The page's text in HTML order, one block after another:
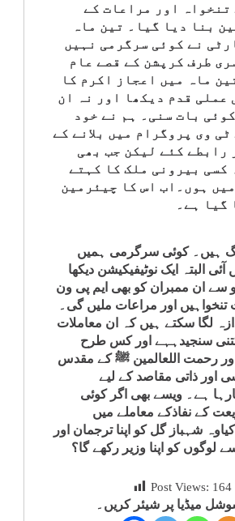
تنخواہ اور مراعات کے
بنا دیا گیا۔ تین ماہ
نے کوئی سرگرمی نہیں
طرف کرپشن کے قصے عام
ماہ میں اعجاز اکرم کا
عملی قدم دیکھا اور نہ ان
بات سنی۔ ہم نے خود
وی پروگرام میں بلانے کے
رابطے کئے لیکن جب بھی
کسی بیرونی ملک کا کہتے
ہوں۔اب اس کا چیئرمین
گیا ہے۔
ہیں۔ کوئی سرگرمی ہمیں
البتہ ایک نوٹیفیکیشن دیکھا
ان ممبران کو بھی ایم پی ون
اور مراعات ملیں گی۔
لگا سکتے ہیں کہ ان معاملات
سنجیدہہے اور کس طرح
رحمت اللعالمین ﷺ کے مقدس
اور ذاتی مقاصد کے لیے
ہے۔ ویسے بھی اگر کوئی
کے نفاذکے معاملے میں
شہباز گل کو اپنا ترجمان اور
لوگوں کو اپنا وزیر رکھے گا؟
Post Views: 164
میڈیا پر شیئر کریں۔